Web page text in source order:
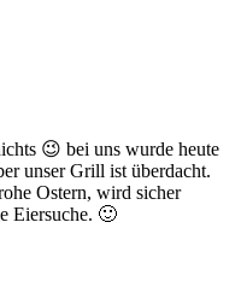
😉 bei uns wurde heute
unser Grill ist überdacht.
Ostern, wird sicher
Eiersuche. 🙂